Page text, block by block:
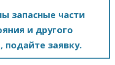
запасные части
и другого
подайте заявку.